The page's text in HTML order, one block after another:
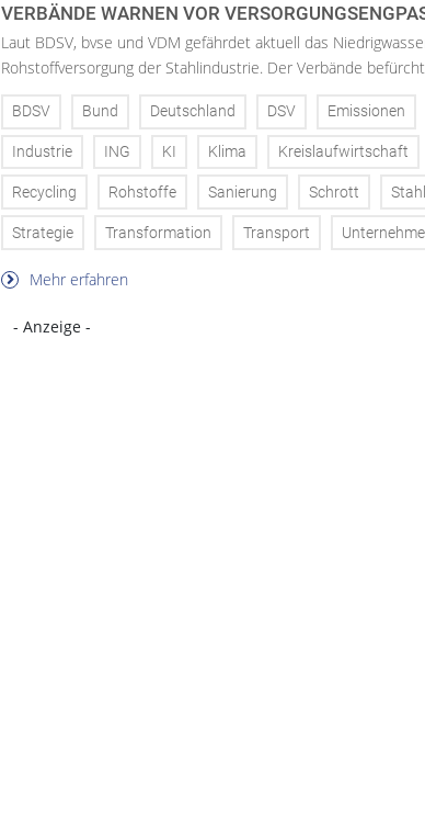
VERBÄNDE WARNEN VOR
Laut BDSV, bvse und VDM gefährdet aktuell das
Rohstoffversorgung der Stahlindustrie. Der Verbände
BDSV Bund Deutschland DSV Emissionen
Industrie ING KI Klima Kreislaufwirtschaft
Recycling Rohstoffe Sanierung Schrott Stahl
Strategie Transformation Transport
Mehr erfahren
- Anzeige -